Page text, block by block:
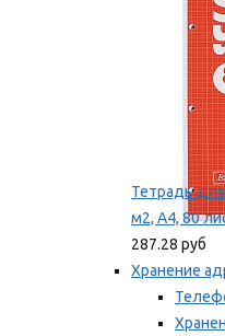
Тетрадь
м2, А4, 80
287.28 руб
Хранение